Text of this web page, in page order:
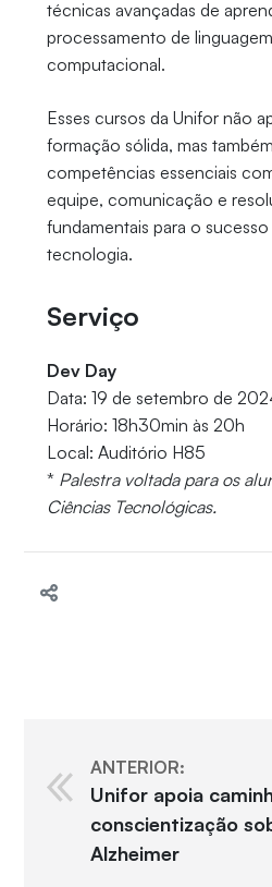
técnicas avançadas de
processamento de
computacional.
Esses cursos da Unifor não
formação sólida, mas
competências essenciais
equipe, comunicação e
fundamentais para o
tecnologia.
Serviço
Dev Day
Data: 19 de setembro de
Horário: 18h30min às 20h
Local: Auditório H85
* Palestra voltada para os
Ciências Tecnológicas.
ANTERIOR:
Unifor apoia
conscientização
Alzheimer